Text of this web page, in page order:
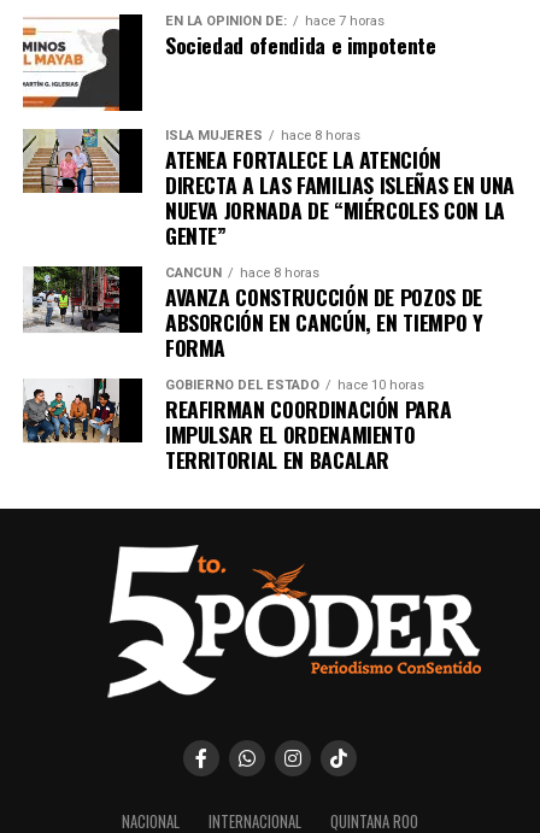
EN LA OPINIÓN DE: hace 7 horas
Sociedad ofendida e impotente
ISLA MUJERES hace 8 horas
ATENEA FORTALECE LA ATENCIÓN
DIRECTA A LAS FAMILIAS ISLEÑAS EN UNA
NUEVA JORNADA DE “MIÉRCOLES CON LA
GENTE”
CANCÚN hace 8 horas
AVANZA CONSTRUCCIÓN DE POZOS DE
ABSORCIÓN EN CANCÚN, EN TIEMPO Y
FORMA
GOBIERNO DEL ESTADO hace 10 horas
REAFIRMAN COORDINACIÓN PARA
IMPULSAR EL ORDENAMIENTO
TERRITORIAL EN BACALAR
NACIONAL INTERNACIONAL QUINTANA ROO